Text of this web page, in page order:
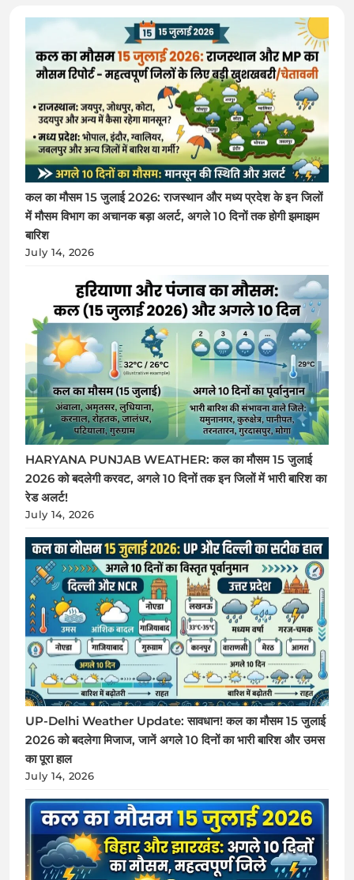
कल का मौसम 15 जुलाई 2026: राजस्थान और मध्य प्रदेश के इन जिलों
में मौसम विभाग का अचानक बड़ा अलर्ट, अगले 10 दिनों तक होगी झमाझम
बारिश
July 14, 2026
HARYANA PUNJAB WEATHER: कल का मौसम 15 जुलाई
2026 को बदलेगी करवट, अगले 10 दिनों तक इन जिलों में भारी बारिश का
रेड अलर्ट!
July 14, 2026
UP-Delhi Weather Update: सावधान! कल का मौसम 15 जुलाई
2026 को बदलेगा मिजाज, जानें अगले 10 दिनों का भारी बारिश और उमस
का पूरा हाल
July 14, 2026